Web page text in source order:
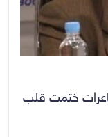
ختمت قلب